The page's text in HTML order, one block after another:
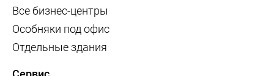
Все бизнес-центры
Особняки под офис
Отдельные здания